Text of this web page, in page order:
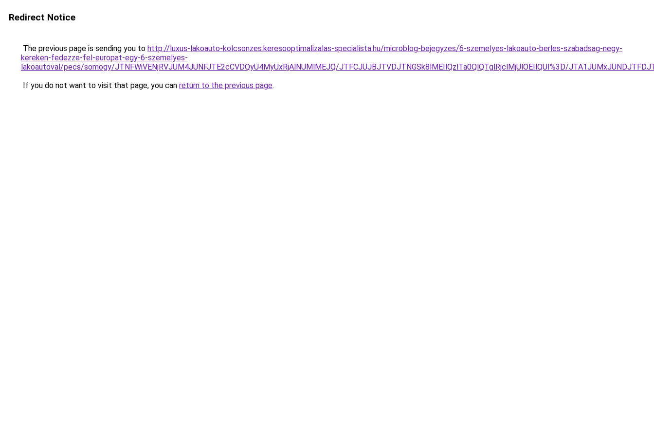
Redirect Notice
The previous page is sending you to http://luxus-lakoauto-kolcsonzes.keresooptimalizalas-specialista.hu/microblog-bejegyzes/6-szemelyes-lakoauto-berles-szabadsag-negy-
kereken-fedezze-fel-europat-egy-6-szemelyes-
lakoautoval/pecs/somogy/JTNFWiVENjRVJUM4JUNFJTE2cCVDQyU4MyUxRjAlNUMlMEJQ/JTFCJUJBJTVDJTNGSk8lMEIlQzlTa0QlQTglRjclMjUlOEIlQUI%3D/
If you do not want to visit that page, you can return to the previous page.